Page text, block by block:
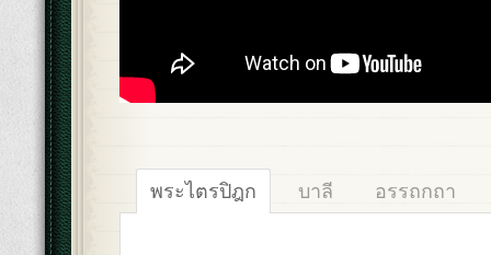
พระไตรปิฎก บาลี อรรถกถา